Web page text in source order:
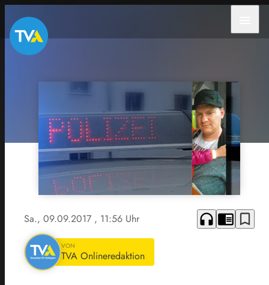
Sa., 09.09.2017 , 11:56 Uhr headphones chrome_reader_mode bookmark_border
VON
TVA Onlineredaktion